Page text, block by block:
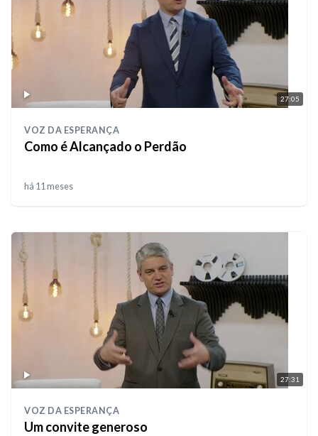
27:05
VOZ DA ESPERANÇA
Como é Alcançado o Perdão
há 11 meses
27:31
VOZ DA ESPERANÇA
Um convite generoso